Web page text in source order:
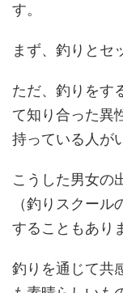
す。
まず、釣りとセ
ただ、釣りをす
て知り合った異
持っている人が
こうした男女の
（釣りスクー
することもあり
釣りを通じて共